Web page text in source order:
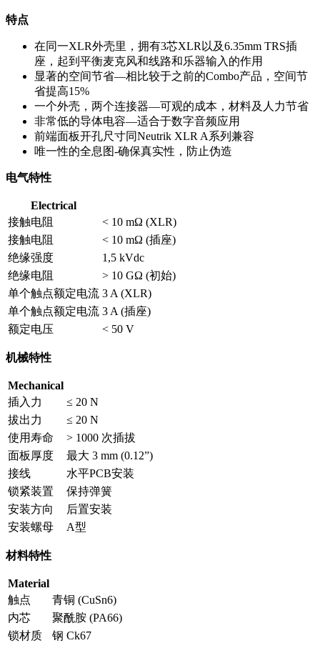
特点
在同一XLR外壳里，拥有3芯XLR以及6.35mm TRS插
座，起到平衡麦克风和线路和乐器输入的作用
显著的空间节省—相比较于之前的Combo产品，空间节
省提高15%
一个外壳，两个连接器—可观的成本，材料及人力节省
非常低的导体电容—适合于数字音频应用
前端面板开孔尺寸同Neutrik XLR A系列兼容
唯一性的全息图-确保真实性，防止伪造
电气特性
Electrical
接触电阻
< 10 mΩ (XLR)
接触电阻
< 10 mΩ (插座)
绝缘强度
1,5 kVdc
绝缘电阻
> 10 GΩ (初始)
单个触点额定电流 3 A (XLR)
单个触点额定电流 3 A (插座)
额定电压
< 50 V
机械特性
Mechanical
插入力
≤ 20 N
拔出力
≤ 20 N
使用寿命
> 1000 次插拔
面板厚度
最大 3 mm (0.12”)
接线
水平PCB安装
锁紧装置
保持弹簧
安装方向
后置安装
安装螺母
A型
材料特性
Material
触点
青铜 (CuSn6)
内芯
聚酰胺 (PA66)
锁材质
钢 Ck67